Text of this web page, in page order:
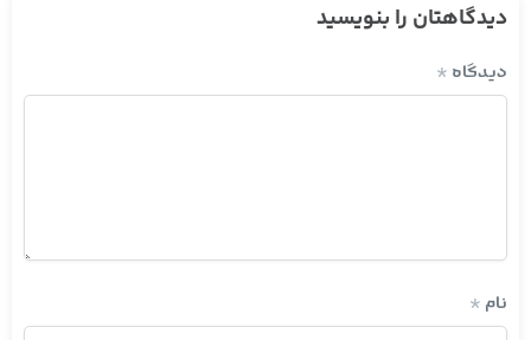
دیدگاهتان را بنویسید
دیدگاه *
نام *